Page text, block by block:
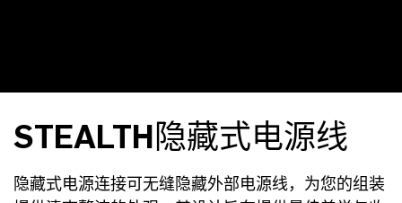
STEALTH隐藏式电源线
隐藏式电源连接可无缝隐藏外部电源线，为您的组装